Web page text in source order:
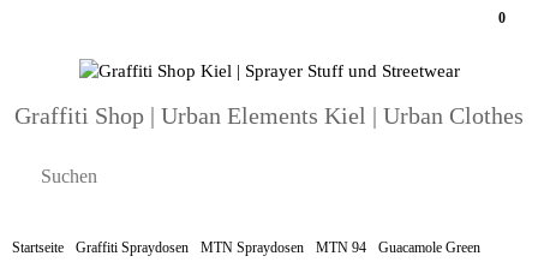
Graffiti Shop | Urban Elements Kiel | Urban Clothes
0
Startseite Graffiti Spraydosen MTN Spraydosen MTN 94 Guacamole Green